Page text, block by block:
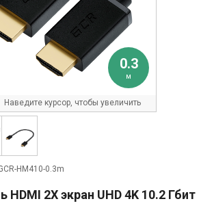
0.3
м
Наведите курсор, чтобы увеличить
HM410-0.3m
HDMI 2Х экран UHD 4K 10.2 Гбит